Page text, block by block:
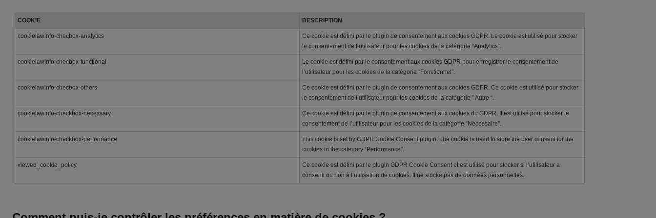
COOKIE DESCRIPTION
cookielawinfo-checbox-analytics
Ce cookie est défini par le plugin de consentement aux cookies GDPR. Le cookie est utilisé pour stocker
le consentement de l’utilisateur pour les cookies de la catégorie “Analytics”.
cookielawinfo-checbox-functional
Le cookie est défini par le consentement aux cookies GDPR pour enregistrer le consentement de
l’utilisateur pour les cookies de la catégorie “Fonctionnel”.
cookielawinfo-checbox-others
Ce cookie est défini par le plugin de consentement aux cookies GDPR. Ce cookie est utilisé pour stocker
le consentement de l’utilisateur pour les cookies de la catégorie ” Autre “.
cookielawinfo-checkbox-necessary
Ce cookie est défini par le plugin de consentement aux cookies du GDPR. Il est utilisé pour stocker le
consentement de l’utilisateur pour les cookies de la catégorie “Nécessaire”.
cookielawinfo-checkbox-performance
This cookie is set by GDPR Cookie Consent plugin. The cookie is used to store the user consent for the
cookies in the category “Performance”.
viewed_cookie_policy
Ce cookie est défini par le plugin GDPR Cookie Consent et est utilisé pour stocker si l’utilisateur a
consenti ou non à l’utilisation de cookies. Il ne stocke pas de données personnelles.